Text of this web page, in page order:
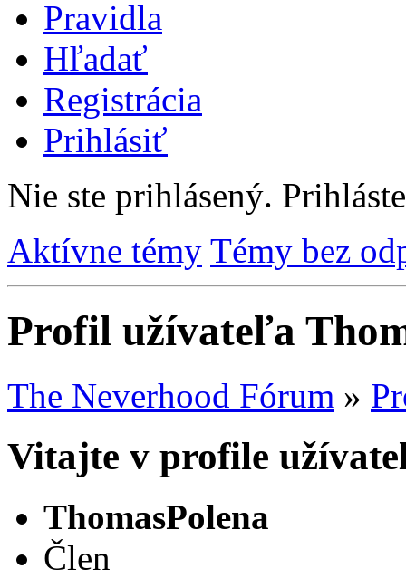
Pravidla
Hľadať
Registrácia
Prihlásiť
Nie ste prihlásený.
Aktívne témy Témy bez
Profil užívateľa
The Neverhood Fórum »
Vitajte v profile
ThomasPolena
Člen